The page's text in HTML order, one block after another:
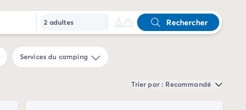
2 adultes Rechercher
Services du camping
Trier par : Recommandé